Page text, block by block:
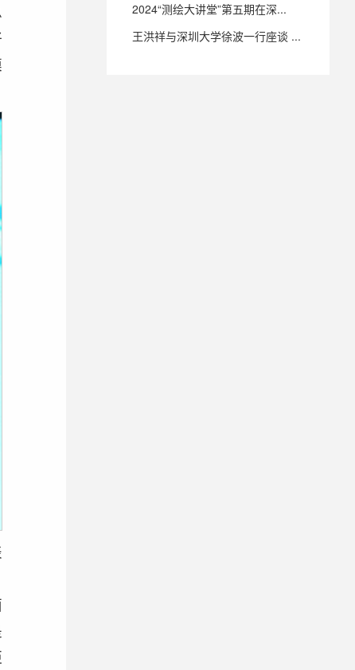
2024“测绘大讲堂”第五期在深...
王洪祥与深圳大学徐波一行座谈 ...